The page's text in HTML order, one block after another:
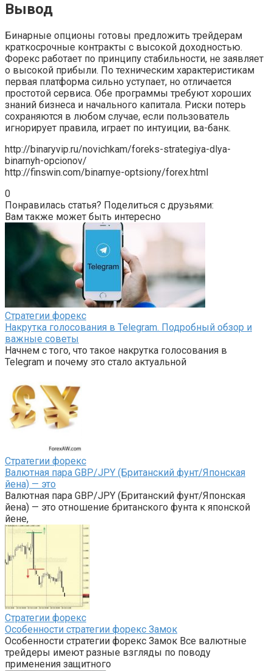
Вывод
Бинарные опционы готовы предложить трейдерам
краткосрочные контракты с высокой доходностью.
Форекс работает по принципу стабильности, не заявляет
о высокой прибыли. По техническим характеристикам
первая платформа сильно уступает, но отличается
простотой сервиса. Обе программы требуют хороших
знаний бизнеса и начального капитала. Риски потерь
сохраняются в любом случае, если пользователь
игнорирует правила, играет по интуиции, ва-банк.
http://binaryvip.ru/novichkam/foreks-strategiya-dlya-
binarnyh-opcionov/
http://finswin.com/binarnye-optsiony/forex.html
0
Понравилась статья? Поделиться с друзьями:
Вам также может быть интересно
Стратегии форекс
Накрутка голосования в Telegram. Подробный обзор и
важные советы
Начнем с того, что такое накрутка голосования в
Telegram и почему это стало актуальной
Стратегии форекс
Валютная пара GBP/JPY (Британский фунт/Японская
йена) — это
Валютная пара GBP/JPY (Британский фунт/Японская
йена) — это отношение британского фунта к японской
йене,
Стратегии форекс
Особенности стратегии форекс Замок
Особенности стратегии форекс Замок Все валютные
трейдеры имеют разные взгляды по поводу
применения защитного